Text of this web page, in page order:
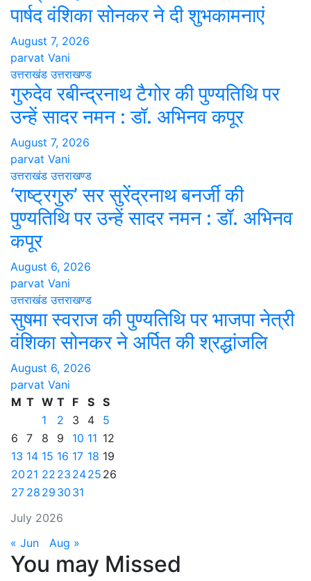
पार्षद वंशिका सोनकर ने दी शुभकामनाएं
August 7, 2026
parvat Vani
उत्तराखंड उत्तराखण्ड
गुरुदेव रबीन्द्रनाथ टैगोर की पुण्यतिथि पर
उन्हें सादर नमन : डॉ. अभिनव कपूर
August 7, 2026
parvat Vani
उत्तराखंड उत्तराखण्ड
‘राष्ट्रगुरु’ सर सुरेंद्रनाथ बनर्जी की
पुण्यतिथि पर उन्हें सादर नमन : डॉ. अभिनव
कपूर
August 6, 2026
parvat Vani
उत्तराखंड उत्तराखण्ड
सुषमा स्वराज की पुण्यतिथि पर भाजपा नेत्री
वंशिका सोनकर ने अर्पित की श्रद्धांजलि
August 6, 2026
parvat Vani
July 2026
M T W T F S S
1
2 3 4
5
6
7 8 9 10 11 12
13 14 15 16 17 18 19
20 21 22 23 2425 26
27 28 29 30 31
« Jun Aug »
You may Missed